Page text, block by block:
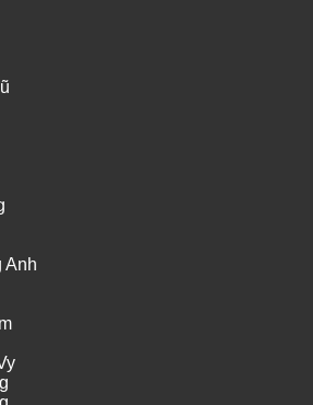
Anh